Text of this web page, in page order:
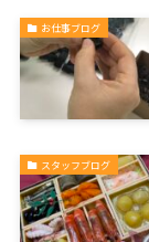
お仕事ブログ
スタッフブログ